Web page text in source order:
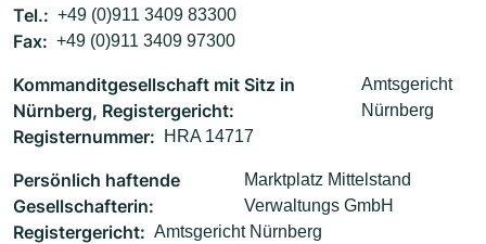
Tel.: +49 (0)911 3409 83300
Fax: +49 (0)911 3409 97300
Kommanditgesellschaft mit Sitz in
Nürnberg, Registergericht:
Amtsgericht
Nürnberg
Registernummer: HRA 14717
Persönlich haftende
Gesellschafterin:
Marktplatz Mittelstand
Verwaltungs GmbH
Registergericht: Amtsgericht Nürnberg